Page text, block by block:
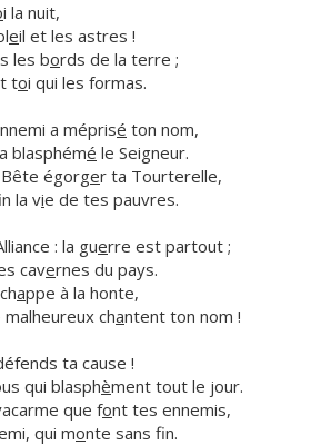
i la nuit,
eil et les astres !
les bords de la terre ;
toi qui les formas.
a méprisé ton nom,
blasphémé le Seigneur.
Bête égorger ta Tourterelle,
la vie de tes pauvres.
: la guerre est partout ;
cavernes du pays.
appe à la honte,
chantent ton nom !
ta cause !
qui blasphèment tout le jour.
que font tes ennemis,
qui monte sans fin.